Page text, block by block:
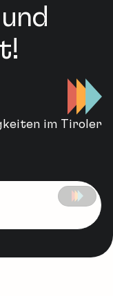
im Tiroler